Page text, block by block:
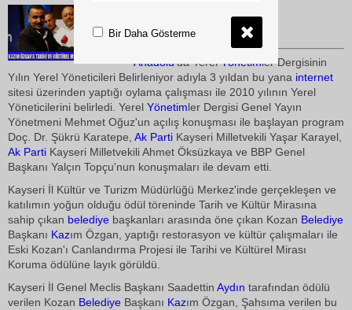
TURİZMİN SESİ
Anadolu'da YerelYönetimler Dergisinin
Yılın Yerel Yöneticileri Belirleniyor adıyla 3 yıldan bu yana internet
sitesi üzerinden yaptığı oylama çalışması ile 2010 yılının Yerel
Yöneticilerini belirledi. Yerel Yönetimler Dergisi Genel Yayın
Yönetmeni Mehmet Oğuz'un açılış konuşması ile başlayan program
Doç. Dr. Şükrü Karatepe, Ak Parti Kayseri Milletvekili Yaşar Karayel,
Ak Parti Kayseri Milletvekili Ahmet Öksüzkaya ve BBP Genel
Başkanı Yalçın Topçu'nun konuşmaları ile devam etti.
Kayseri İl Kültür ve Turizm Müdürlüğü Merkez'inde gerçekleşen ve
katılımın yoğun olduğu ödül töreninde Tarih ve Kültür Mirasına
sahip çıkan belediye başkanları arasında öne çıkan Kozan Belediye
Başkanı Kazım Özgan, yaptığı restorasyon ve kültür çalışmaları ile
Eski Kozan'ı Canlandırma Projesi ile Tarihi ve Kültürel Mirası
Koruma ödülüne layık görüldü.
Kayseri İl Genel Meclis Başkanı Saadettin Aydın tarafından ödülü
verilen Kozan Belediye Başkanı Kazım Özgan, Şahsıma verilen bu
Bir Daha Gösterme